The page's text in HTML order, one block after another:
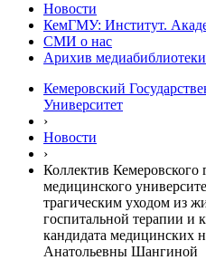
Новости
КемГМУ: Институт.
СМИ о нас
Арихив медиабиблиотеки
Кемеровский
Университет
›
Новости
›
Коллектив Кемеровского
медицинского
трагическим уходом из
госпитальной терапии и
кандидата медицинских
Анатольевны Шангиной